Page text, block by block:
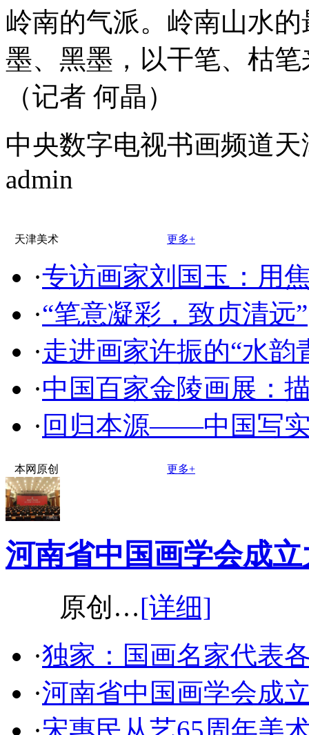
岭南的气派。岭南山水
墨、黑墨，以干笔、枯
（记者 何晶）
中央数字电视书画频道
admin
天津美术 更多+
·专访画家刘国玉：用
·“笔意凝彩，致贞清远”
·走进画家许振的“水韵
·中国百家金陵画展：
· 回归本源——中国写
本网原创 更多+
河南省中国画学会成
原创…[详细]
·独家：国画名家代表
·河南省中国画学会成